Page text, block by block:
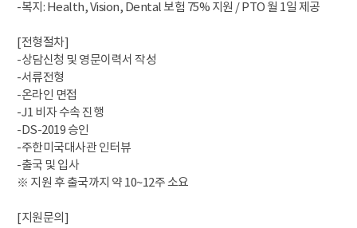
-복지: Health, Vision, Dental 보험 75% 지원 / PTO 월 1일 제공
[전형절차]
-상담신청 및 영문이력서 작성
-서류전형
-온라인 면접
-J1 비자 수속 진행
-DS-2019 승인
-주한미국대사관 인터뷰
-출국 및 입사
※ 지원 후 출국까지 약 10~12주 소요
[지원문의]